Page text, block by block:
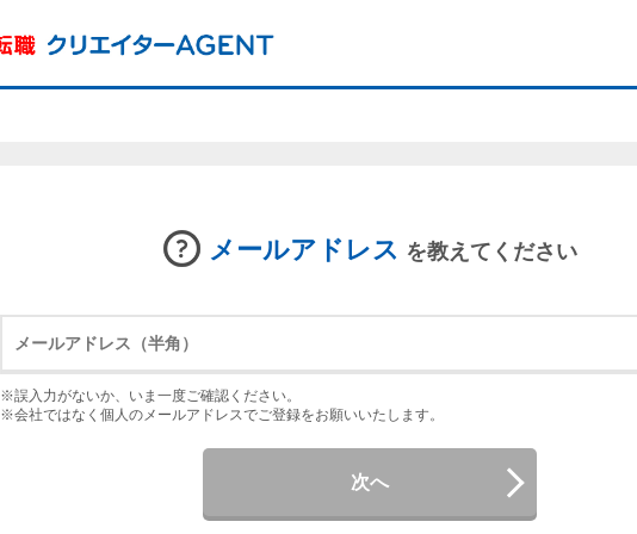
メールアドレス を教えてください
※誤入力がないか、いま一度ご確認ください。
※会社ではなく個人のメールアドレスでご登録をお願いいたします。
次へ